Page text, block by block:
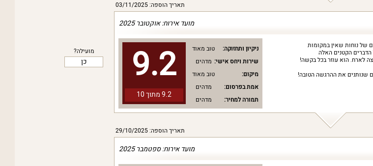
תאריך הוספה: 03/11/2025
מועילה?
כן
מועד אירוח: אוקטובר 2025
9.2
9.2 מתוך 10
ניקיון ותחזוקה:
טוב מאוד
שירות ויחס אישי: מדהים
מיקום:
טוב מאוד
אמת בפרסום:
מדהים
תמורה למחיר:
מדהים
של נוחות שאין במקומות
הקטנים האלה
לארח. הוא עוזר בכל בקשה!
שנותנים את ההרגשה הטובה!
תאריך הוספה: 29/10/2025
מועד אירוח: ספטמבר 2025